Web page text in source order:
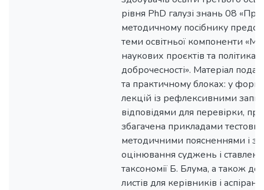
рівня PhD галузі знань 08
методичному посібнику
теми освітньої компоненти
наукових проєктів та політика
доброчесності». Матеріал
та практичному блоках: у
лекцій із рефлексивними
відповідями для перевірки,
збагачена прикладами
методичними поясненнями і
оцінювання суджень і
таксономії Б. Блума, а також
листів для керівників і